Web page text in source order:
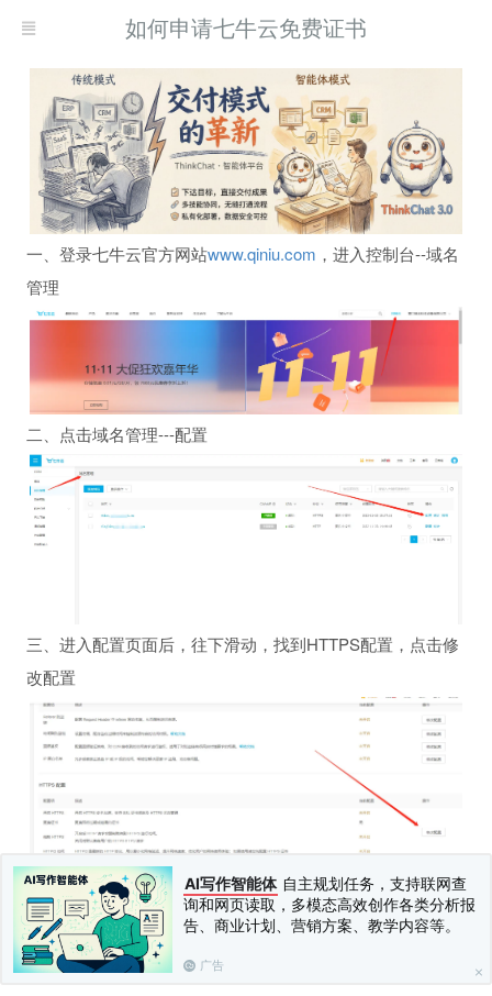
AI写作智能体 自主规划任务，支持联网查
询和网页读取，多模态高效创作各类分析报
告、商业计划、营销方案、教学内容等。
广告
如何申请七牛云免费证书
一、登录七牛云官方网站www.qiniu.com ，进入控制台--域名
管理
二、点击域名管理---配置
三、进入配置页面后，往下滑动，找到HTTPS配置，点击修
改配置
四、在弹出的页面上开启https按钮，选择免费证书，勾选协
议，点击确定